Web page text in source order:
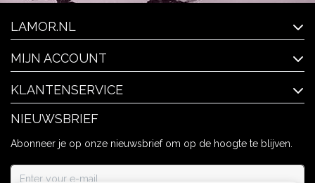
LAMOR.NL
MIJN ACCOUNT
KLANTENSERVICE
NIEUWSBRIEF
Abonneer je op onze nieuwsbrief om op de hoogte te blijven.